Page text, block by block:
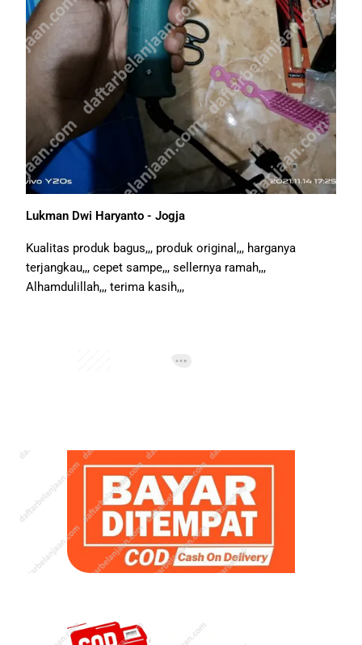
Lukman Dwi Haryanto - Jogja
Kualitas produk bagus,,, produk original,,, harganya
terjangkau,,, cepet sampe,,, sellernya ramah,,,
Alhamdulillah,,, terima kasih,,,